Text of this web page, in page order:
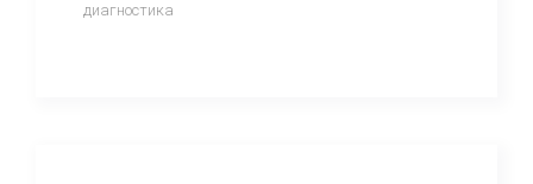
диагностика